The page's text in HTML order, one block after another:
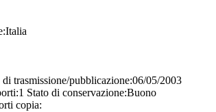
Italia
di trasmissione/pubblicazione:06/05/2003
1 Stato di conservazione:Buono
copia: